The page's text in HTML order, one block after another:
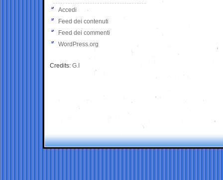
Accedi
Feed dei contenuti
Feed dei commenti
WordPress.org
Credits: G.I